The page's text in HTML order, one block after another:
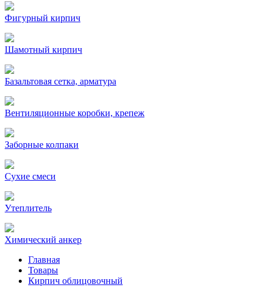
Фигурный кирпич
Шамотный кирпич
Базальтовая сетка, арматура
Вентиляционные коробки, крепеж
Заборные колпаки
Сухие смеси
Утеплитель
Химический анкер
Главная
Товары
Кирпич облицовочный